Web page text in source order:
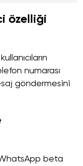
özelliği
numarası
göndermesini
beta